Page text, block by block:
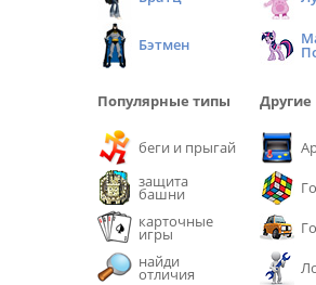
Бэтмен
Популярные типы
беги и прыгай
защита
башни
карточные
игры
найди
отличия